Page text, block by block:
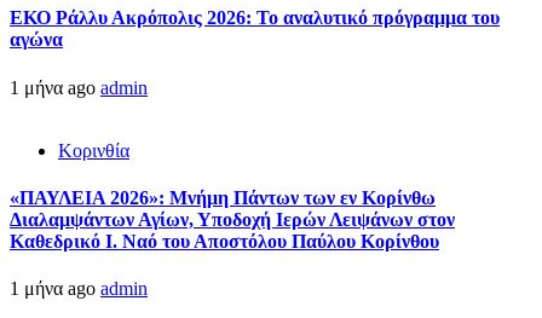
ΕΚΟ Ράλλυ Ακρόπολις 2026: Το αναλυτικό πρόγραμμα του
αγώνα
1 μήνα ago admin
Κορινθία
«ΠΑΥΛΕΙΑ 2026»: Μνήμη Πάντων των εν Κορίνθω
Διαλαμψάντων Αγίων, Υποδοχή Ιερών Λειψάνων στον
Καθεδρικό Ι. Ναό του Αποστόλου Παύλου Κορίνθου
1 μήνα ago admin